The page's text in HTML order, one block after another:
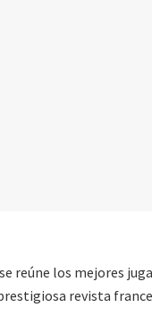
reúne los mejores
revista